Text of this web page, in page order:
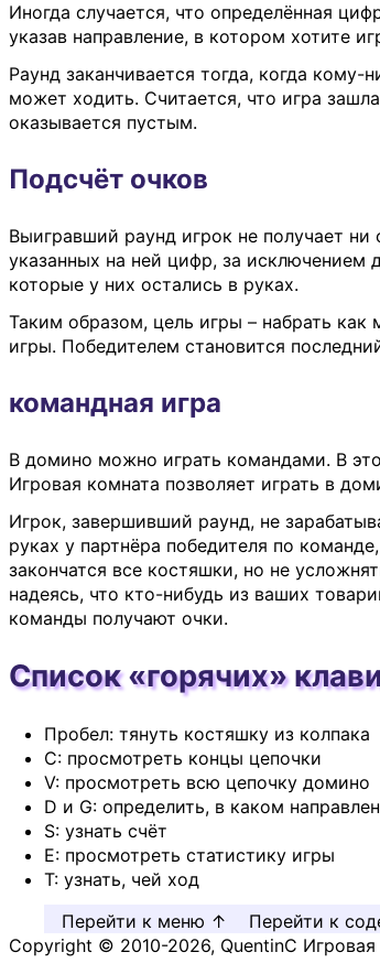
Иногда случается, что определённая
указав направление, в котором хотите
Раунд заканчивается тогда, когда кому-
может ходить. Считается, что игра
оказывается пустым.
Подсчёт очков
Выигравший раунд игрок не получает
указанных на ней цифр, за исключением
которые у них остались в руках.
Таким образом, цель игры – набрать
игры. Победителем становится
командная игра
В домино можно играть командами. В
Игровая комната позволяет играть в
Игрок, завершивший раунд, не
руках у партнёра победителя по
закончатся все костяшки, но не
надеясь, что кто-нибудь из ваших
команды получают очки.
Список «горячих»
Пробел: тянуть костяшку из колпака
C: просмотреть концы цепочки
V: просмотреть всю цепочку домино
D и G: определить, в каком
S: узнать счёт
E: просмотреть статистику игры
T: узнать, чей ход
Перейти к меню ↑
Перейти к
Copyright © 2010-2026, QuentinC Игровая